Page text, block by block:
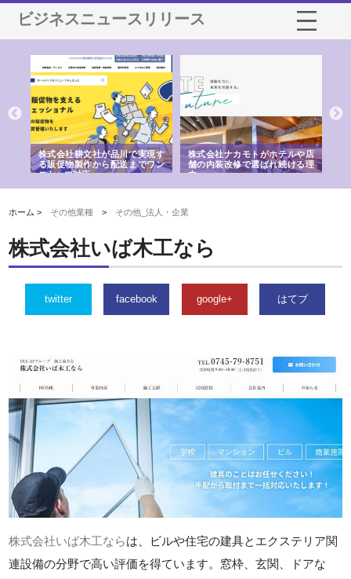
ビジネスニュースリリース
株式会社耕文社が品川で実現す
る販促物製作から配送までワン
ストップ対応
株式会社ナカモトがホテルや店
舗の内装改修で選ばれ続ける理
由
ホーム > その他業種 > その他_法人・企業
株式会社いば木工なら
twitter facebook google+ はてブ
株式会社いば木工ならは、ビルや住宅の建具とエクステリア関
連設備の分野で高い評価を得ています。窓枠、玄関、ドアな